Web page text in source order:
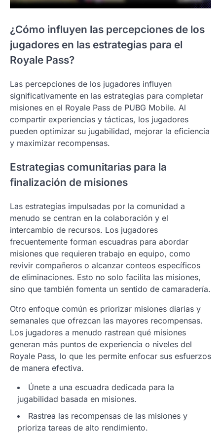
¿Cómo influyen las percepciones de los
jugadores en las estrategias para el
Royale Pass?
Las percepciones de los jugadores influyen
significativamente en las estrategias para completar
misiones en el Royale Pass de PUBG Mobile. Al
compartir experiencias y tácticas, los jugadores
pueden optimizar su jugabilidad, mejorar la eficiencia
y maximizar recompensas.
Estrategias comunitarias para la
finalización de misiones
Las estrategias impulsadas por la comunidad a
menudo se centran en la colaboración y el
intercambio de recursos. Los jugadores
frecuentemente forman escuadras para abordar
misiones que requieren trabajo en equipo, como
revivir compañeros o alcanzar conteos específicos
de eliminaciones. Esto no solo facilita las misiones,
sino que también fomenta un sentido de camaradería.
Otro enfoque común es priorizar misiones diarias y
semanales que ofrezcan las mayores recompensas.
Los jugadores a menudo rastrean qué misiones
generan más puntos de experiencia o niveles del
Royale Pass, lo que les permite enfocar sus esfuerzos
de manera efectiva.
Únete a una escuadra dedicada para la
jugabilidad basada en misiones.
Rastrea las recompensas de las misiones y
prioriza tareas de alto rendimiento.